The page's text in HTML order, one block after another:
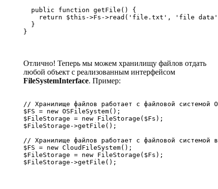
  public function getFile() {
return $this->Fs->read('file.txt', 'file
  }
}
Отлично! Теперь мы можем хранилищу файлов отдать
любой объект с реализованным интерфейсом
FileSystemInterface. Пример:
// Хранилище файлов работает с файловой системой
$FS = new OSFileSystem();
$FileStorage = new FileStorage($Fs);
$FileStorage->getFile();
// Хранилище файлов работает с файловой системой
$FS = new CloudFileSystem();
$FileStorage = new FileStorage($Fs);
$FileStorage->getFile();